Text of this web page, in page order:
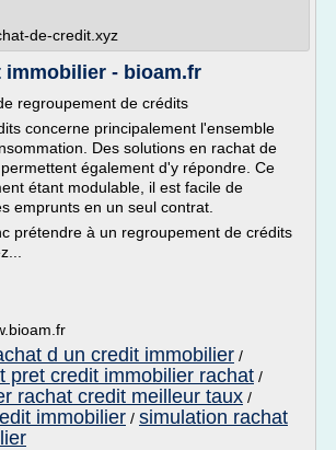
de-credit.xyz
immobilier - bioam.fr
regroupement de crédits
concerne principalement l'ensemble
Des solutions en rachat de
également d'y répondre. Ce
étant modulable, il est facile de
emprunts en un seul contrat.
prétendre à un regroupement de crédits
d un credit immobilier /
pret credit immobilier rachat /
rachat credit meilleur taux /
immobilier / simulation rachat